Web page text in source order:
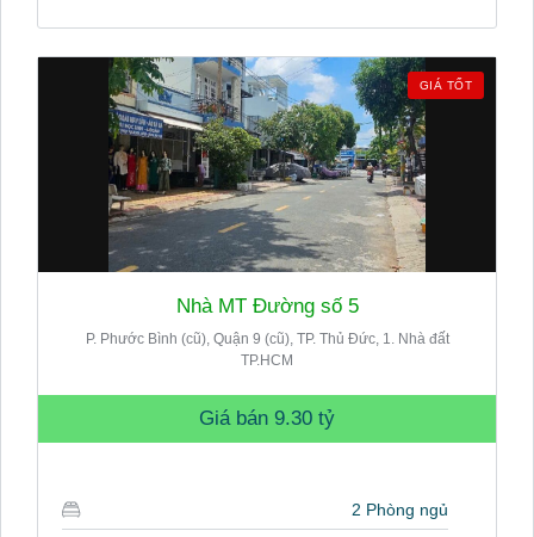
GIÁ TỐT
Nhà MT Đường số 5
P. Phước Bình (cũ), Quận 9 (cũ), TP. Thủ Đức, 1. Nhà đất
TP.HCM
Giá bán 9.30 tỷ
2 Phòng ngủ